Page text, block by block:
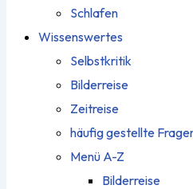
Schlafen
Wissenswertes
Selbstkritik
Bilderreise
Zeitreise
häufig gestellte
Menü A-Z
Bilderreise